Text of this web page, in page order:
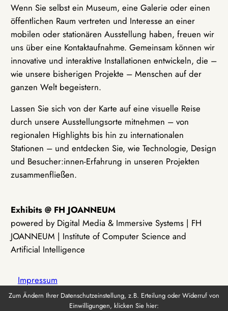
Wenn Sie selbst ein Museum, eine Galerie oder einen
öffentlichen Raum vertreten und Interesse an einer
mobilen oder stationären Ausstellung haben, freuen wir
uns über eine Kontaktaufnahme. Gemeinsam können wir
innovative und interaktive Installationen entwickeln, die –
wie unsere bisherigen Projekte – Menschen auf der
ganzen Welt begeistern.
Lassen Sie sich von der Karte auf eine visuelle Reise
durch unsere Ausstellungsorte mitnehmen – von
regionalen Highlights bis hin zu internationalen
Stationen – und entdecken Sie, wie Technologie, Design
und Besucher:innen-Erfahrung in unseren Projekten
zusammenfließen.
Exhibits @ FH JOANNEUM
powered by Digital Media & Immersive Systems | FH
JOANNEUM | Institute of Computer Science and
Artificial Intelligence
Impressum
Zum Ändern Ihrer Datenschutzeinstellung, z.B. Erteilung oder Widerruf von
Einwilligungen, klicken Sie hier: